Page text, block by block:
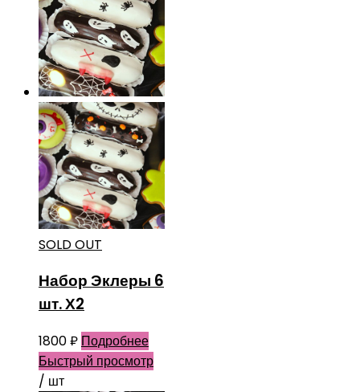
SOLD OUT
Набор Эклеры 6
шт. Х2
1800₽ Подробнее
Быстрый просмотр
/ шт